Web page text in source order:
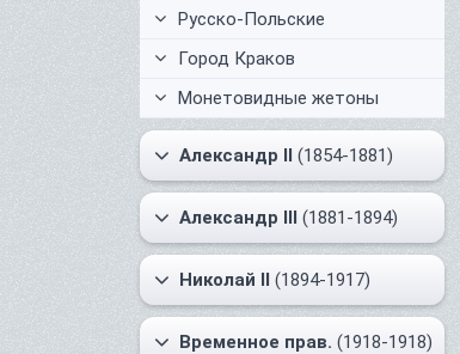
Русско-Польские
Город Краков
Монетовидные жетоны
Александр II (1854-1881)
Александр III (1881-1894)
Николай II (1894-1917)
Временное прав. (1918-1918)